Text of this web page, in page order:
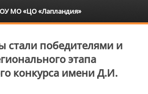
стали победителями и
этапа
конкурса имени Д.И.
МО «ЦО «Лапландия»